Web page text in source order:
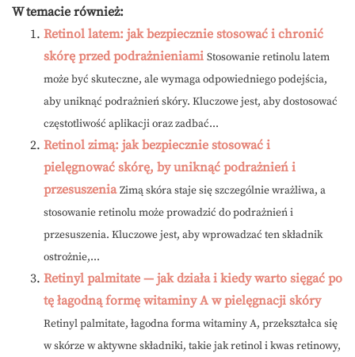
W temacie również:
Retinol latem: jak bezpiecznie stosować i chronić
skórę przed podrażnieniami Stosowanie retinolu latem
może być skuteczne, ale wymaga odpowiedniego podejścia,
aby uniknąć podrażnień skóry. Kluczowe jest, aby dostosować
częstotliwość aplikacji oraz zadbać...
Retinol zimą: jak bezpiecznie stosować i
pielęgnować skórę, by uniknąć podrażnień i
przesuszenia Zimą skóra staje się szczególnie wrażliwa, a
stosowanie retinolu może prowadzić do podrażnień i
przesuszenia. Kluczowe jest, aby wprowadzać ten składnik
ostrożnie,...
Retinyl palmitate — jak działa i kiedy warto sięgać po
tę łagodną formę witaminy A w pielęgnacji skóry
Retinyl palmitate, łagodna forma witaminy A, przekształca się
w skórze w aktywne składniki, takie jak retinol i kwas retinowy,